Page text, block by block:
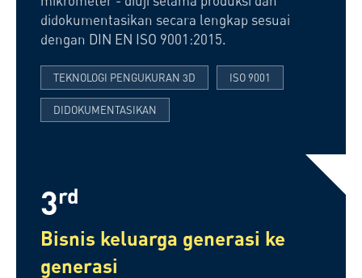
didokumentasikan secara lengkap sesuai
dengan DIN EN ISO 9001:2015.
TEKNOLOGI PENGUKURAN 3D ISO 9001
DIDOKUMENTASIKAN
3rd
Bisnis keluarga generasi ke
generasi